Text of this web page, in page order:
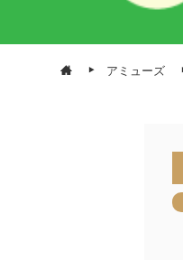
アミューズ